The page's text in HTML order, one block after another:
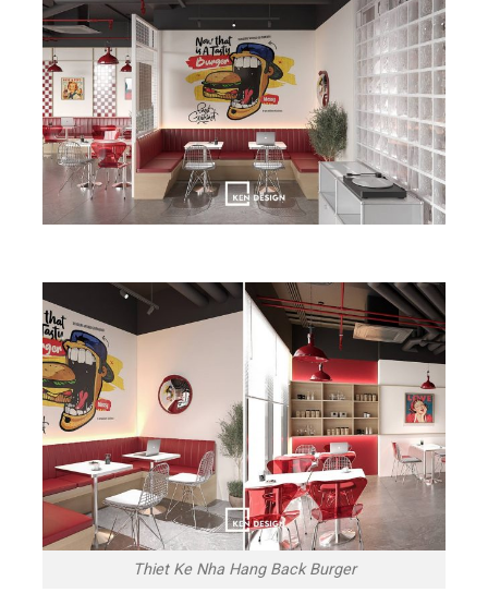
Thiet Ke Nha Hang Back Burger